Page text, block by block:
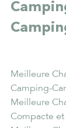
Meilleure
Camping-
Meilleure
Compacte